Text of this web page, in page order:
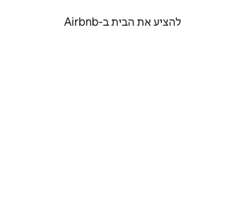
להציע את הבית ב-Airbnb